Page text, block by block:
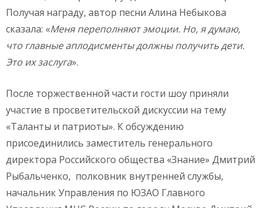
Получая награду, автор песни Алина Небыкова
сказала: «Меня переполняют эмоции. Но, я думаю,
что главные аплодисменты должны получить дети.
Это их заслуга».
После торжественной части гости шоу приняли
участие в просветительской дискуссии на тему
«Таланты и патриоты». К обсуждению
присоединились заместитель генерального
директора Российского общества «Знание» Дмитрий
Рыбальченко, полковник внутренней службы,
начальник Управления по ЮЗАО Главного